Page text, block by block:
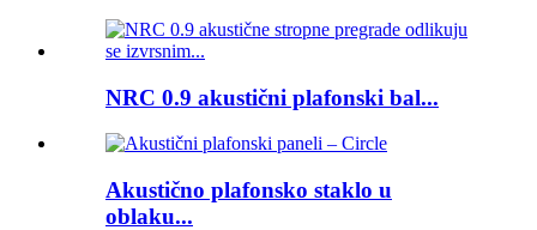
NRC 0.9 akustični plafonski bal...
Akustično plafonsko staklo u
oblaku...